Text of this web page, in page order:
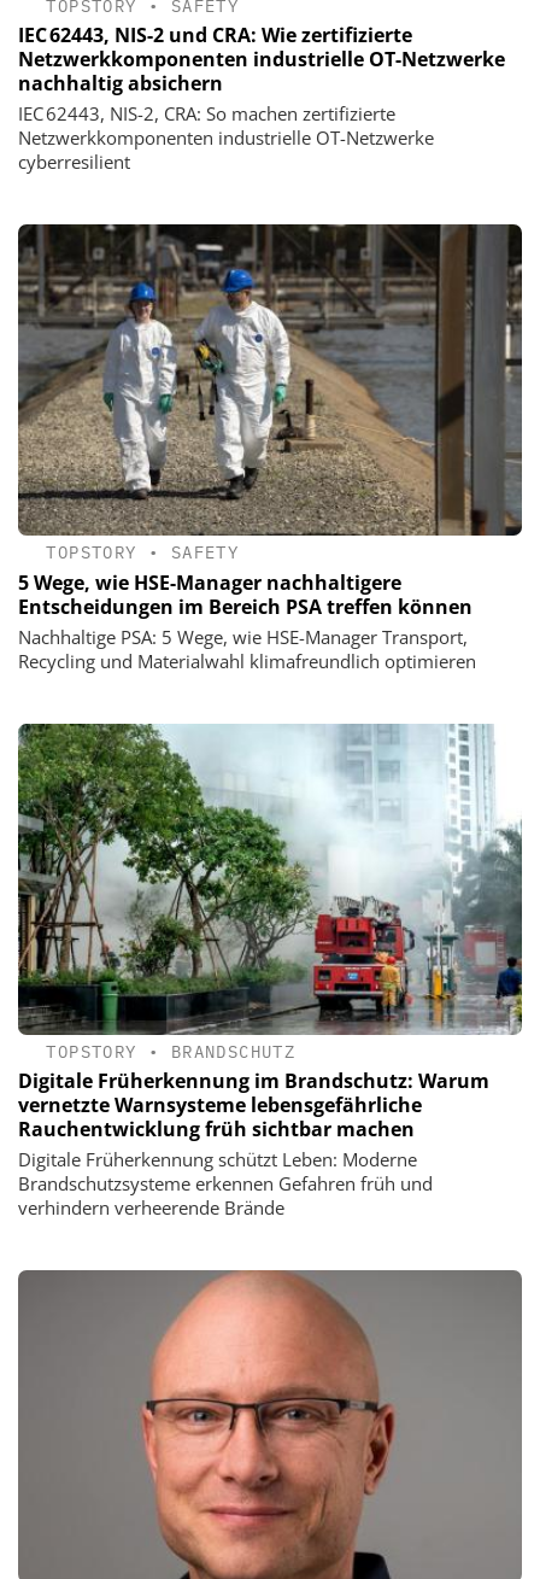
TOPSTORY • SAFETY
IEC 62443, NIS-2 und CRA: Wie zertifizierte
Netzwerkkomponenten industrielle OT-Netzwerke
nachhaltig absichern
IEC 62443, NIS-2, CRA: So machen zertifizierte
Netzwerkkomponenten industrielle OT-Netzwerke
cyberresilient
TOPSTORY • SAFETY
5 Wege, wie HSE-Manager nachhaltigere
Entscheidungen im Bereich PSA treffen können
Nachhaltige PSA: 5 Wege, wie HSE-Manager Transport,
Recycling und Materialwahl klimafreundlich optimieren
TOPSTORY • BRANDSCHUTZ
Digitale Früherkennung im Brandschutz: Warum
vernetzte Warnsysteme lebensgefährliche
Rauchentwicklung früh sichtbar machen
Digitale Früherkennung schützt Leben: Moderne
Brandschutzsysteme erkennen Gefahren früh und
verhindern verheerende Brände